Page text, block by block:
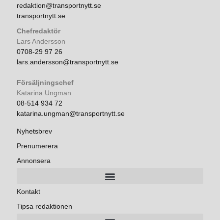
redaktion@transportnytt.se
transportnytt.se
Chefredaktör
Lars Andersson
0708-29 97 26
lars.andersson@transportnytt.se
Försäljningschef
Katarina Ungman
08-514 934 72
katarina.ungman@transportnytt.se
Nyhetsbrev
Prenumerera
Annonsera
Kontakt
Tipsa redaktionen